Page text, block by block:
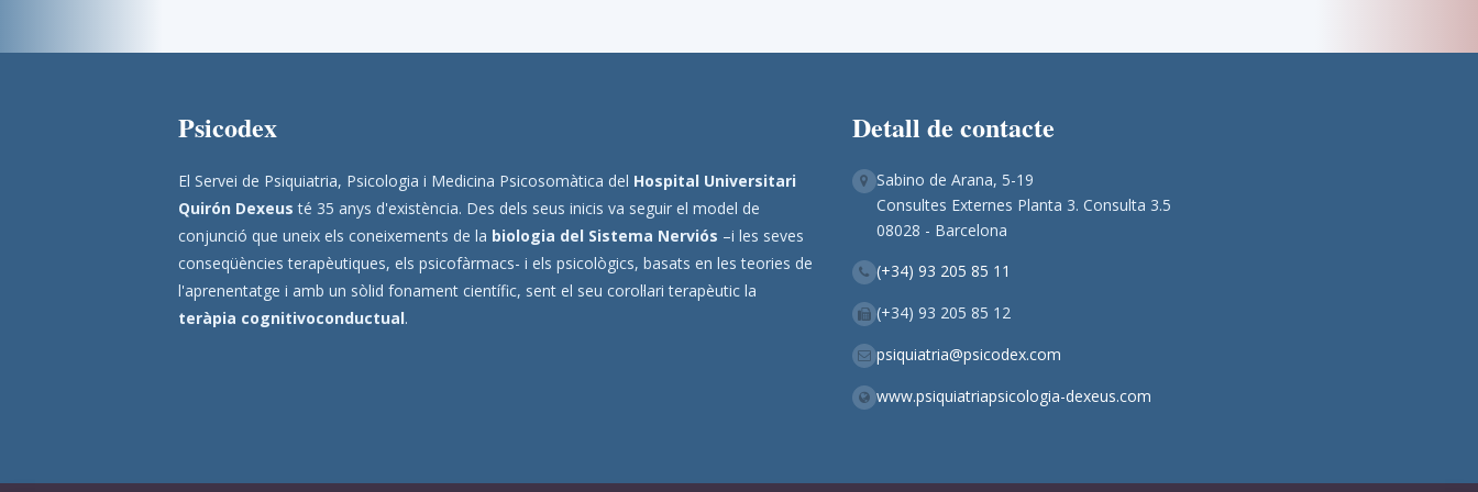
Psicodex
El Servei de Psiquiatria, Psicologia i Medicina Psicosomàtica del Hospital Universitari
Quirón Dexeus té 35 anys d'existència. Des dels seus inicis va seguir el model de
conjunció que uneix els coneixements de la biologia del Sistema Nerviós –i les seves
conseqüències terapèutiques, els psicofàrmacs- i els psicològics, basats en les teories de
l'aprenentatge i amb un sòlid fonament científic, sent el seu corol·lari terapèutic la
teràpia cognitivoconductual.
Detall de contacte
Sabino de Arana, 5-19
Consultes Externes Planta 3. Consulta 3.5
08028 - Barcelona
(+34) 93 205 85 11
(+34) 93 205 85 12
psiquiatria@psicodex.com
www.psiquiatriapsicologia-dexeus.com